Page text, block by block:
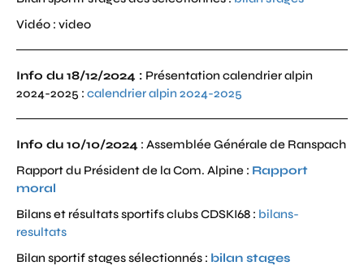
Vidéo : video
Info du 18/12/2024 : Présentation calendrier alpin
2024-2025 : calendrier alpin 2024-2025
Info du 10/10/2024 : Assemblée Générale de Ranspach
Rapport du Président de la Com. Alpine : Rapport
moral
Bilans et résultats sportifs clubs CDSKI68 : bilans-
resultats
Bilan sportif stages sélectionnés : bilan stages